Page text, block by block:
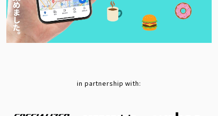
in partnership with: